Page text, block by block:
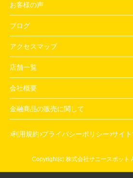
お客様の声
ブログ
アクセスマップ
店舗一覧
会社概要
金融商品の販売に関して
利用規約 プライバシーポリシー サイ
Copyright(c) 株式会社サニースポット